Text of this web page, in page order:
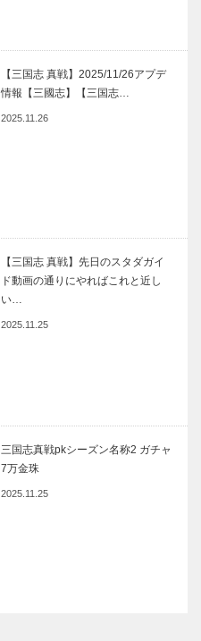
【三国志 真戦】2025/11/26アプデ
情報【三國志】【三国志…
2025.11.26
【三国志 真戦】先日のスタダガイ
ド動画の通りにやればこれと近し
い…
2025.11.25
三国志真戦pkシーズン名称2 ガチャ
7万金珠
2025.11.25